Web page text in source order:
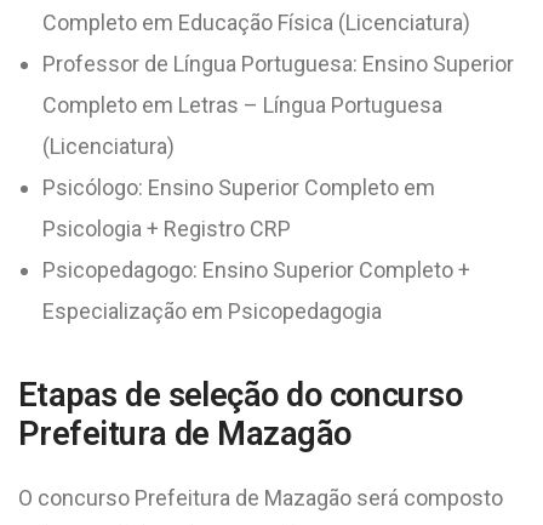
Completo em Educação Física (Licenciatura)
Professor de Língua Portuguesa: Ensino Superior
Completo em Letras – Língua Portuguesa
(Licenciatura)
Psicólogo: Ensino Superior Completo em
Psicologia + Registro CRP
Psicopedagogo: Ensino Superior Completo +
Especialização em Psicopedagogia
Etapas de seleção do concurso
Prefeitura de Mazagão
O concurso Prefeitura de Mazagão será composto